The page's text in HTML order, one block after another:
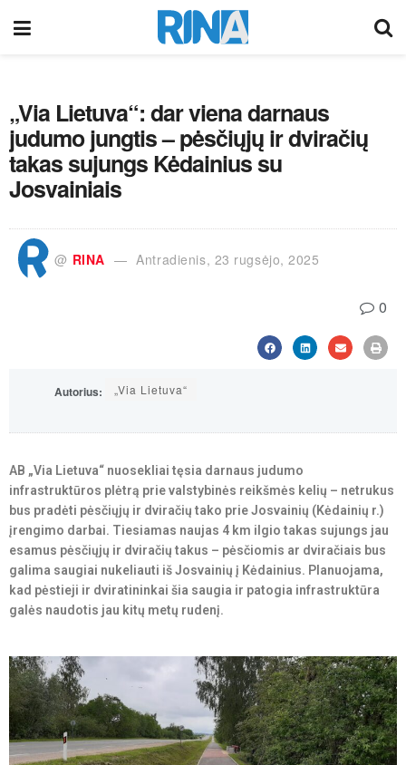
„Via Lietuva“: dar viena darnaus
judumo jungtis – pėsčiųjų ir dviračių
takas sujungs Kėdainius su
Josvainiais
@ RINA Antradienis, 23 rugsėjo, 2025
0
Autorius: „Via Lietuva“
AB „Via Lietuva“ nuosekliai tęsia darnaus judumo
infrastruktūros plėtrą prie valstybinės reikšmės kelių – netrukus
bus pradėti pėsčiųjų ir dviračių tako prie Josvainių (Kėdainių r.)
įrengimo darbai. Tiesiamas naujas 4 km ilgio takas sujungs jau
esamus pėsčiųjų ir dviračių takus – pėsčiomis ar dviračiais bus
galima saugiai nukeliauti iš Josvainių į Kėdainius. Planuojama,
kad pėstieji ir dviratininkai šia saugia ir patogia infrastruktūra
galės naudotis jau kitų metų rudenį.